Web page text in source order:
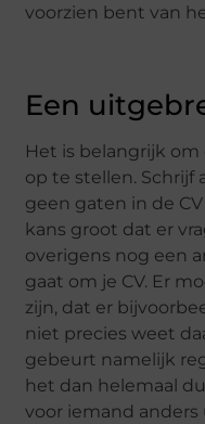
voorzien bent van
Een
Het is belangrijk
op te stellen. Schrijf
geen gaten in de
kans groot dat er
overigens nog een
gaat om je CV. Er
zijn, dat er
niet precies weet
gebeurt namelijk
het dan helemaal
voor iemand anders